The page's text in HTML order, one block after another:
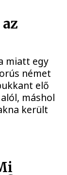
miatt egy
német
elő
máshol
került